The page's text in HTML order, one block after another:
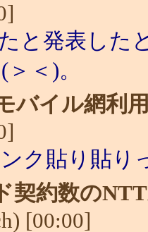
と発表した
＜)。
バイル網利
ク貼り貼り
契約数の
[00:00]